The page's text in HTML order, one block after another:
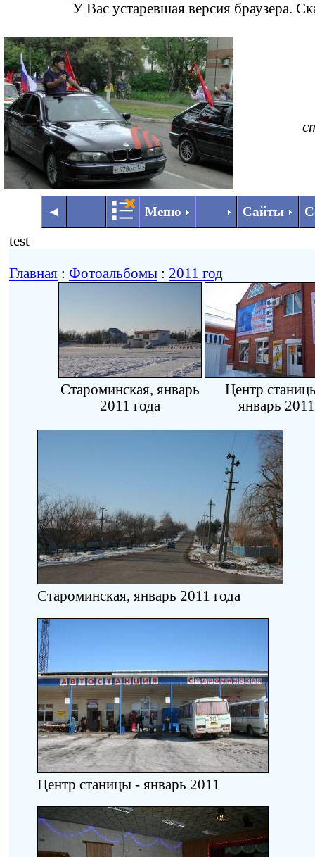
У Вас устаревшая версия браузера.
◄ ►
◄ Меню Сайты
test
Главная : Фотоальбомы : 2011 год
Староминская, январь
2011 года
Центр
январь 2011
Староминская, январь 2011 года
Центр станицы - январь 2011